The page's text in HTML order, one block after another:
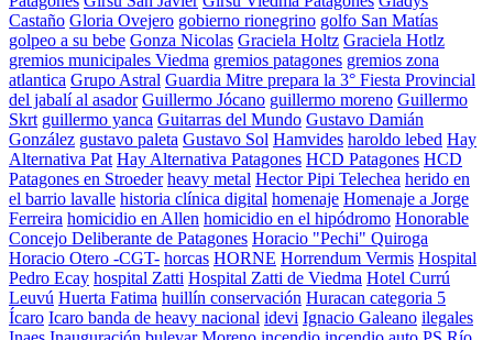
Castaño Gloria Ovejero gobierno rionegrino golfo San Matías
golpeo a su bebe Gonza Nicolas Graciela Holtz Graciela Hotlz
gremios municipales Viedma gremios patagones gremios zona
atlantica Grupo Astral Guardia Mitre prepara la 3° Fiesta Provincial
del jabalí al asador Guillermo Jócano guillermo moreno Guillermo
Skrt guillermo yanca Guitarras del Mundo Gustavo Damián
González gustavo paleta Gustavo Sol Hamvides haroldo lebed Hay
Alternativa Pat Hay Alternativa Patagones HCD Patagones HCD
Patagones en Stroeder heavy metal Hector Pipi Telechea herido en
el barrio lavalle historia clínica digital homenaje Homenaje a Jorge
Ferreira homicidio en Allen homicidio en el hipódromo Honorable
Concejo Deliberante de Patagones Horacio "Pechi" Quiroga
Horacio Otero -CGT- horcas HORNE Horrendum Vermis Hospital
Pedro Ecay hospital Zatti Hospital Zatti de Viedma Hotel Currú
Leuvú Huerta Fatima huillín conservación Huracan categoria 5
Ícaro Icaro banda de heavy nacional idevi Ignacio Galeano ilegales